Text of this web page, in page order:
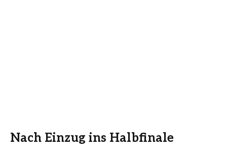
Nach Einzug ins Halbfinale